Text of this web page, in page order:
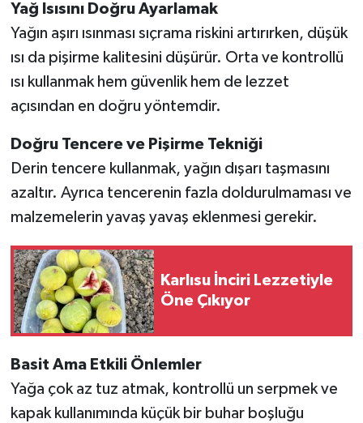
Yağ Isısını Doğru Ayarlamak
Yağın aşırı ısınması sıçrama riskini artırırken, düşük
ısı da pişirme kalitesini düşürür. Orta ve kontrollü
ısı kullanmak hem güvenlik hem de lezzet
açısından en doğru yöntemdir.
Doğru Tencere ve Pişirme Tekniği
Derin tencere kullanmak, yağın dışarı taşmasını
azaltır. Ayrıca tencerenin fazla doldurulmaması ve
malzemelerin yavaş yavaş eklenmesi gerekir.
Karlısu İnciri Lezzetiyle
Öne Çıkıyor
Basit Ama Etkili Önlemler
Yağa çok az tuz atmak, kontrollü un serpmek ve
kapak kullanımında küçük bir buhar boşluğu